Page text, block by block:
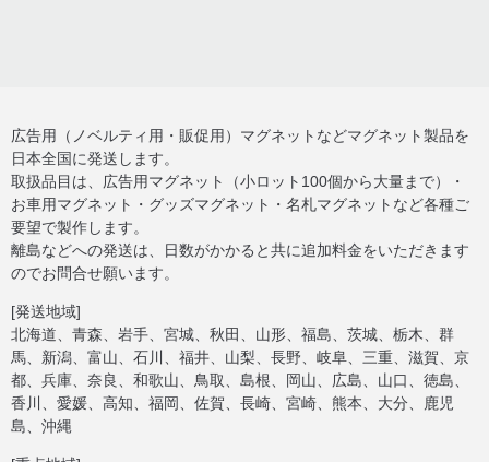
広告用（ノベルティ用・販促用）マグネットなどマグネット製品を
日本全国に発送します。
取扱品目は、広告用マグネット（小ロット100個から大量まで）・
お車用マグネット・グッズマグネット・名札マグネットなど各種ご
要望で製作します。
離島などへの発送は、日数がかかると共に追加料金をいただきます
のでお問合せ願います。
[発送地域]
北海道、青森、岩手、宮城、秋田、山形、福島、茨城、栃木、群
馬、新潟、富山、石川、福井、山梨、長野、岐阜、三重、滋賀、京
都、兵庫、奈良、和歌山、鳥取、島根、岡山、広島、山口、徳島、
香川、愛媛、高知、福岡、佐賀、長崎、宮崎、熊本、大分、鹿児
島、沖縄